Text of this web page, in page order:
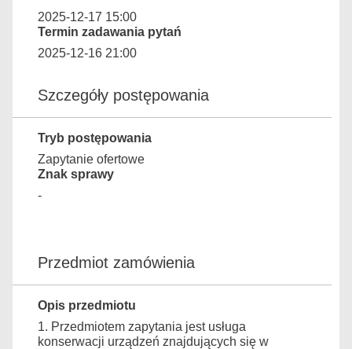
2025-12-17 15:00
Termin zadawania pytań
2025-12-16 21:00
Szczegóły postępowania
Tryb postępowania
Zapytanie ofertowe
Znak sprawy
-
Przedmiot zamówienia
Opis przedmiotu
1. Przedmiotem zapytania jest usługa
konserwacji urządzeń znajdujących się w